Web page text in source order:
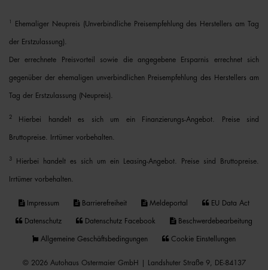
Ehemaliger Neupreis (Unverbindliche Preisempfehlung des Herstellers am Tag
der Erstzulassung).
Der errechnete Preisvorteil sowie die angegebene Ersparnis errechnet sich
gegenüber der ehemaligen unverbindlichen Preisempfehlung des Herstellers am
Tag der Erstzulassung (Neupreis).
2 Hierbei handelt es sich um ein Finanzierungs-Angebot. Preise sind
Bruttopreise. Irrtümer vorbehalten.
3 Hierbei handelt es sich um ein Leasing-Angebot. Preise sind Bruttopreise.
Irrtümer vorbehalten.
Impressum Barrierefreiheit Meldeportal EU Data Act
Datenschutz Datenschutz Facebook Beschwerdebearbeitung
Allgemeine Geschäftsbedingungen Cookie Einstellungen
© 2026 Autohaus Ostermaier GmbH | Landshuter Straße 9, DE-84137